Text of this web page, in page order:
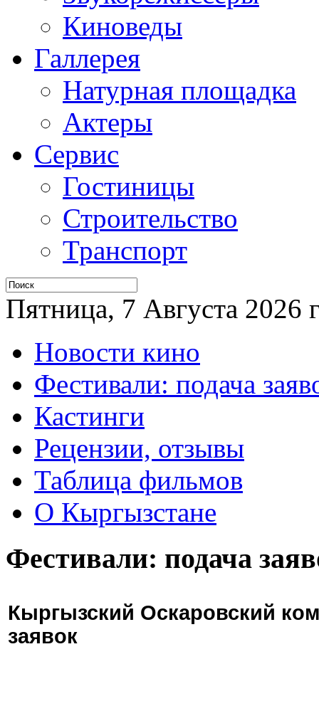
Киноведы
Галлерея
Натурная площадка
Актеры
Сервис
Гостиницы
Строительство
Транспорт
Пятница, 7 Августа 2026
Новости кино
Фестивали: подача
Кастинги
Рецензии, отзывы
Таблица фильмов
О Кыргызстане
Фестивали: подача
Кыргызский Оскаровский
заявок